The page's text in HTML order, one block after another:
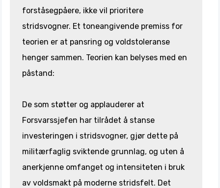
forståsegpåere, ikke vil prioritere
stridsvogner. Et toneangivende premiss for
teorien er at pansring og voldstoleranse
henger sammen. Teorien kan belyses med en
påstand:
De som støtter og applauderer at
Forsvarssjefen har tilrådet å stanse
investeringen i stridsvogner, gjør dette på
militærfaglig sviktende grunnlag, og uten å
anerkjenne omfanget og intensiteten i bruk
av voldsmakt på moderne stridsfelt. Det